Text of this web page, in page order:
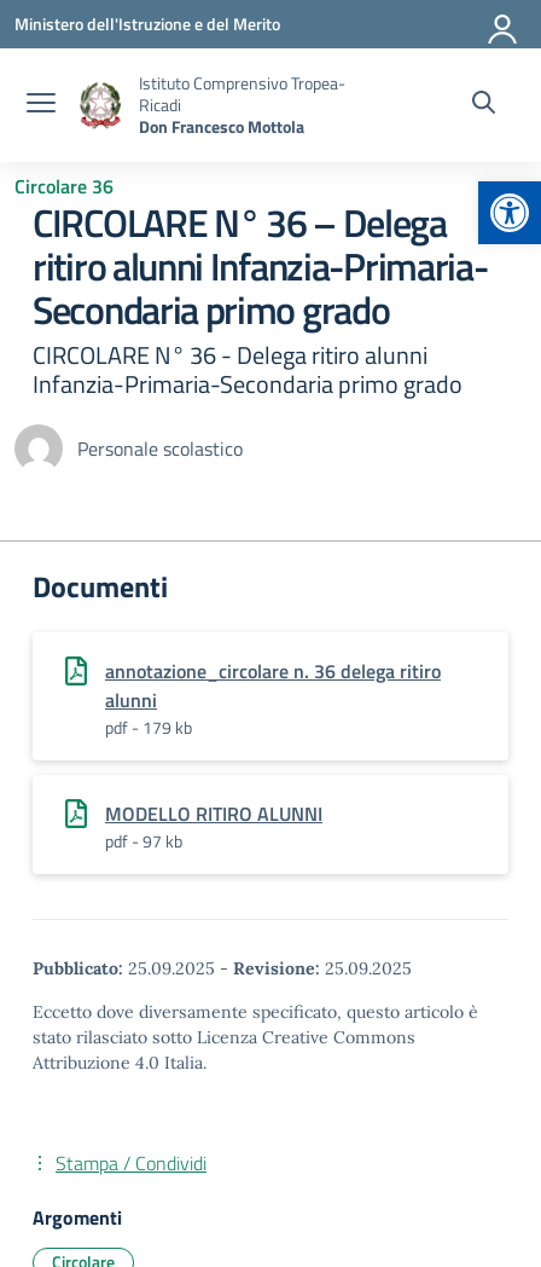
Vai ai contenuti
Vai al menu di navigazione
Vai al footer
Ministero dell'Istruzione e del Merito
Istituto Comprensivo Tropea-
Ricadi
Don Francesco Mottola
Circolare 36
CIRCOLARE N° 36 – Delega
ritiro alunni Infanzia-Primaria-
Secondaria primo grado
CIRCOLARE N° 36 - Delega ritiro alunni
Infanzia-Primaria-Secondaria primo grado
Personale scolastico
Documenti
annotazione_circolare n. 36 delega ritiro
alunni
pdf - 179 kb
MODELLO RITIRO ALUNNI
pdf - 97 kb
Pubblicato: 25.09.2025 - Revisione: 25.09.2025
Eccetto dove diversamente specificato, questo articolo è
stato rilasciato sotto Licenza Creative Commons
Attribuzione 4.0 Italia.
Stampa / Condividi
Argomenti
Circolare